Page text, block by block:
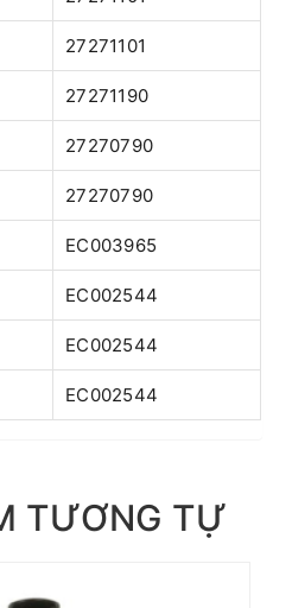
27271101
27271190
27270790
27270790
EC003965
EC002544
EC002544
EC002544
TƯƠNG TỰ